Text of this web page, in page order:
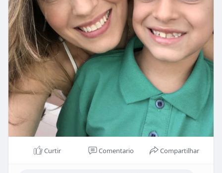
Curtir Comentario Compartilhar